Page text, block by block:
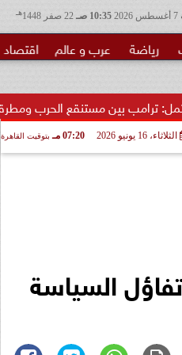
10:35 صـ هـ
رياضة عرب و عالم اقتصاد
مستنقع الحرب ومطرقة الانتخابات
الثلاثاء، 16 يونيو 2026 07:20 مـ بتوقيت القاهرة
السياسة